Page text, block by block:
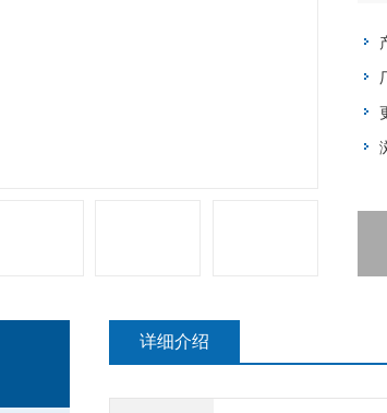
详细介绍